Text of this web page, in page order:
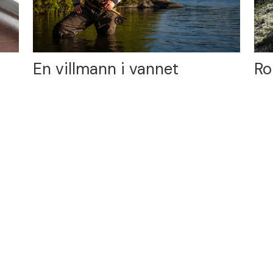
En villmann i vannet